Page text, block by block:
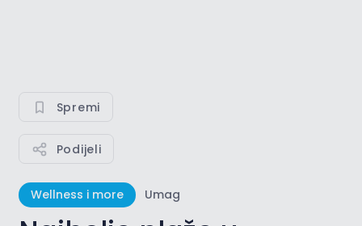
Spremi
Podijeli
Wellness i more Umag